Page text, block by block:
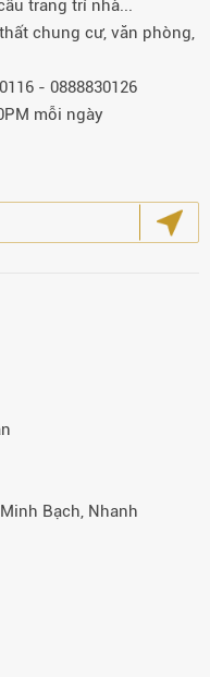
trang trí nhà...
chung cư, văn phòng,
- 0888830126
mỗi ngày
Bạch, Nhanh